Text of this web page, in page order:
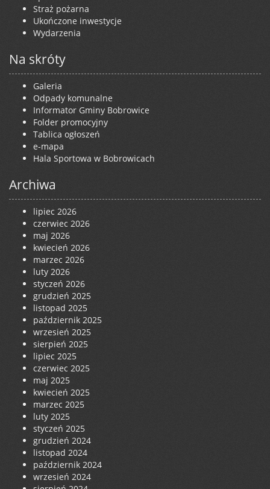
Straż pożarna
Ukończone inwestycje
Wydarzenia
Na skróty
Galeria
Odpady komunalne
Informator Gminy Bobrowice
Folder promocyjny
Tablica ogłoszeń
e-mapa
Hala Sportowa w Bobrowicach
Archiwa
lipiec 2026
czerwiec 2026
maj 2026
kwiecień 2026
marzec 2026
luty 2026
styczeń 2026
grudzień 2025
listopad 2025
październik 2025
wrzesień 2025
sierpień 2025
lipiec 2025
czerwiec 2025
maj 2025
kwiecień 2025
marzec 2025
luty 2025
styczeń 2025
grudzień 2024
listopad 2024
październik 2024
wrzesień 2024